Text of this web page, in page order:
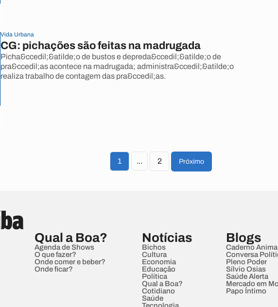
Vida Urbana
CG: pichações são feitas na madrugada
Picha&ccedil;&atilde;o de bustos e depreda&ccedil;&atilde;o de
pra&ccedil;as acontece na madrugada; administra&ccedil;&atilde;o
realiza trabalho de contagem das pra&ccedil;as.
1 ... 2 Próximo
Qual a Boa?
Agenda de Shows
O que fazer?
Onde comer e beber?
Onde ficar?
Notícias
Bichos
Cultura
Economia
Educação
Política
Qual a Boa?
Cotidiano
Saúde
Blogs
Caderno Animal
Conversa
Pleno Poder
Sílvio Osias
Saúde Alerta
Mercado em
Papo Íntimo